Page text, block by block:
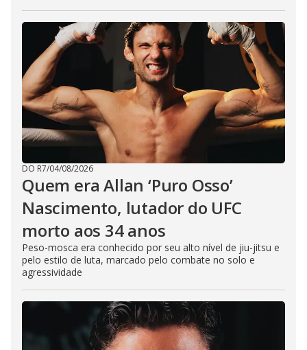
DO R7/04/08/2026
Quem era Allan ‘Puro Osso’
Nascimento, lutador do UFC
morto aos 34 anos
Peso-mosca era conhecido por seu alto nível de jiu-jitsu e
pelo estilo de luta, marcado pelo combate no solo e
agressividade